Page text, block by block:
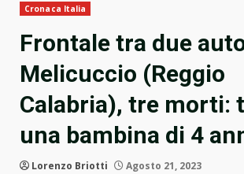
Cronaca Italia
Frontale tra due
Melicuccio (Reggio
Calabria), tre morti:
una bambina di 4
Lorenzo Briotti Agosto 21, 2023